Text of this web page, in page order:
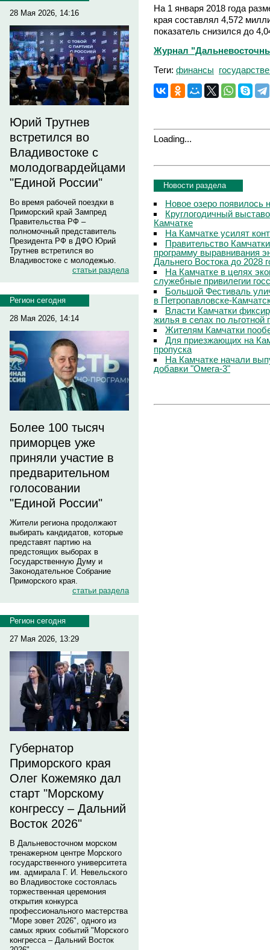
28 Мая 2026, 14:16
Юрий Трутнев
встретился во
Владивостоке с
молодогвардейцами
"Единой России"
Во время рабочей поездки в
Приморский край Зампред
Правительства РФ –
полномочный представитель
Президента РФ в ДФО Юрий
Трутнев встретился во
Владивостоке с молодежью.
статьи раздела
Регион сегодня
28 Мая 2026, 14:14
Более 100 тысяч
приморцев уже
приняли участие в
предварительном
голосовании
"Единой России"
Жители региона продолжают
выбирать кандидатов, которые
представят партию на
предстоящих выборах в
Государственную Думу и
Законодательное Собрание
Приморского края.
статьи раздела
Регион сегодня
27 Мая 2026, 13:29
Губернатор
Приморского края
Олег Кожемяко дал
старт "Морскому
конгрессу – Дальний
Восток 2026"
В Дальневосточном морском
тренажерном центре Морского
государственного университета
им. адмирала Г. И. Невельского
во Владивостоке состоялась
торжественная церемония
открытия конкурса
профессионального мастерства
"Море зовет 2026", одного из
самых ярких событий "Морского
конгресса – Дальний Восток
На 1 января 2018 года
края составлял 4,572
показатель снизился до
Журнал
Теги: финансы
Loading...
Новости раздела
Новое озеро появилось
Круглогодичный
Камчатке
На Камчатке усилят
Правительство
программу выравнивания
Дальнего Востока до 2028
На Камчатке в целях
служебные привилегии
Большой Фестиваль
в Петропавловске-
Власти Камчатки
жилья в селах по льготной
Жителям Камчатки
Для приезжающих на
пропуска
На Камчатке начали
добавки "Омега-3"